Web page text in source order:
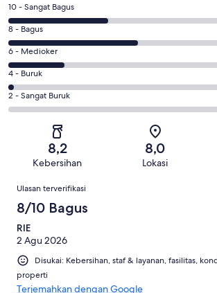
Penilaian
10
-
Sangat
Bagus.
342
dari
1001
10 - Sangat Bagus
Penilaian
8
-
Bagus.
441
dari
8 - Bagus
Penilaian
6
-
Medioker.
191
6 - Medioker
Penilaian
4
-
4 - Buruk
Penilaian
2
dari
1001
ulasan
2 - Sangat Buruk
8,2
Kebersihan
8,0
Lokasi
Ulasan
Ulasan terverifikasi
8/10 Bagus
RIE
2 Agu 2026
Disukai: Kebersihan, staf & layanan, fasilitas,
properti
Terjemahkan dengan Google